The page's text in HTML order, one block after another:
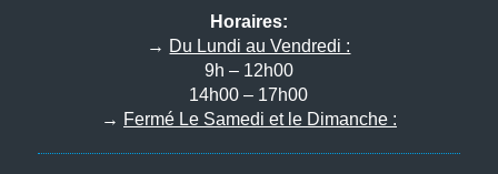
Horaires:
→ Du Lundi au Vendredi :
9h – 12h00
14h00 – 17h00
→ Fermé Le Samedi et le Dimanche :